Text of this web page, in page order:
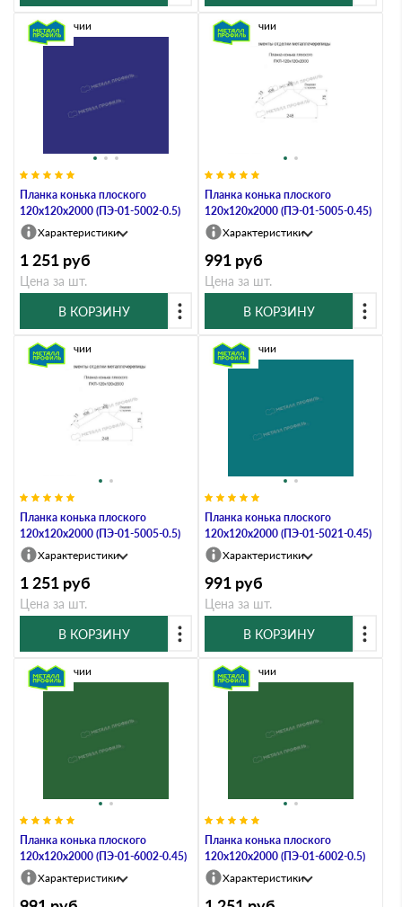
Планка конька плоского
120х120х2000 (ПЭ-01-5002-0.5)
В наличии
Характеристики
1 251 руб
Цена за шт.
В КОРЗИНУ
Планка конька плоского
120х120х2000 (ПЭ-01-5005-0.45)
В наличии
Характеристики
991 руб
Цена за шт.
В КОРЗИНУ
Планка конька плоского
120х120х2000 (ПЭ-01-5005-0.5)
В наличии
Характеристики
1 251 руб
Цена за шт.
В КОРЗИНУ
Планка конька плоского
120х120х2000 (ПЭ-01-5021-0.45)
В наличии
Характеристики
991 руб
Цена за шт.
В КОРЗИНУ
Планка конька плоского
120х120х2000 (ПЭ-01-6002-0.45)
В наличии
Характеристики
Планка конька плоского
120х120х2000 (ПЭ-01-6002-0.5)
В наличии
Характеристики